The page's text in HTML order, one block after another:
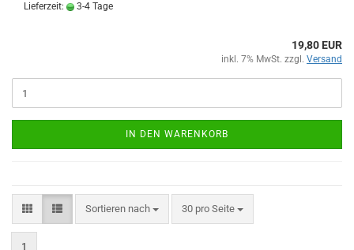
Lieferzeit:
3-4 Tage
19,80 EUR
inkl. 7% MwSt. zzgl. Versand
IN DEN WARENKORB
Sortieren nach
Sortieren nach 30 pro Seite
pro Seite
1